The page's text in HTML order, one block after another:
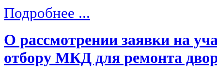
Подробнее ...
О рассмотрении заявки на
отбору МКД для ремонта